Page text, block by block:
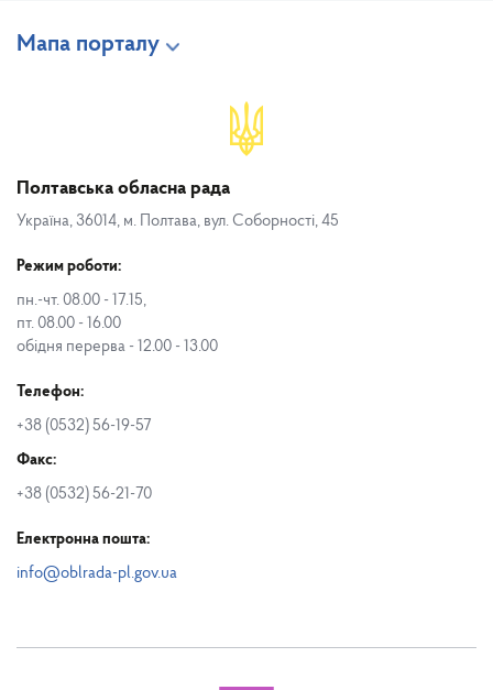
Мапа порталу
Полтавська обласна рада
Україна, 36014, м. Полтава, вул. Соборності, 45
Режим роботи:
пн.-чт. 08.00 - 17.15,
пт. 08.00 - 16.00
обідня перерва - 12.00 - 13.00
Телефон:
+38 (0532) 56-19-57
Факс:
+38 (0532) 56-21-70
Електронна пошта:
info@oblrada-pl.gov.ua